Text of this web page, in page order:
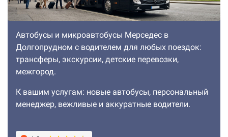
Автобусы и микроавтобусы Мерседес в
Долгопрудном с водителем для любых поездок:
трансферы, экскурсии, детские перевозки,
межгород.
К вашим услугам: новые автобусы, персональный
менеджер, вежливые и аккуратные водители.